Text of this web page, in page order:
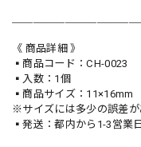
《 商品詳細 》
▪️商品コード：CH-0023
▪️入数：1個
▪️商品サイズ：11×16mm
※サイズには多少の誤差が
▪️発送：都内から1-3営業